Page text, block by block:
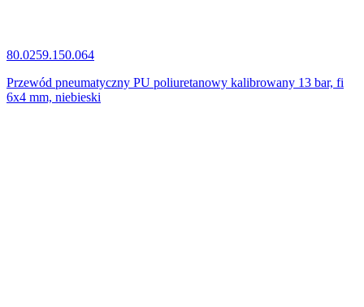
80.0259.150.064
Przewód pneumatyczny PU poliuretanowy kalibrowany 13 bar, fi
6x4 mm, niebieski